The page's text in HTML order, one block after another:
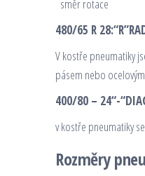
směr rotace
480/65 R 28:“R”
V kostře pneumatiky
pásem nebo
400/80 – 24“-“
v kostře pneumatiky
Rozměry